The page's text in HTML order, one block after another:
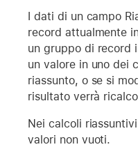
I dati di un campo
record attualmente
un gruppo di record
un valore in uno dei
riassunto, o se si
risultato verrà
Nei calcoli
valori non vuoti.